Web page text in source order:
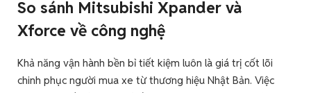
So sánh Mitsubishi Xpander và
Xforce về công nghệ
Khả năng vận hành bền bỉ tiết kiệm luôn là giá trị cốt lõi
chinh phục người mua xe từ thương hiệu Nhật Bản. Việc